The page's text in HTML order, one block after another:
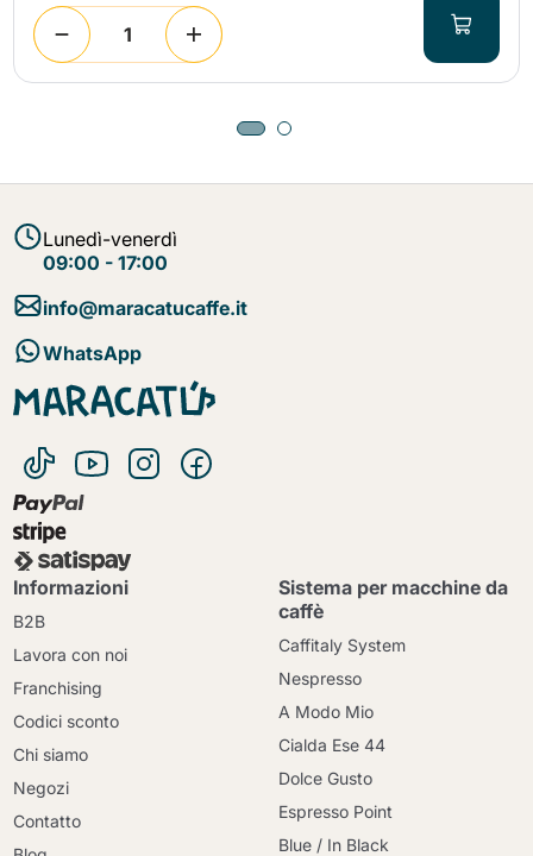
Lunedì-venerdì
09:00 - 17:00
info@maracatucaffe.it
WhatsApp
Informazioni
B2B
Lavora con noi
Franchising
Codici sconto
Chi siamo
Negozi
Contatto
Sistema per macchine da
caffè
Caffitaly System
Nespresso
A Modo Mio
Cialda Ese 44
Dolce Gusto
Espresso Point
Blue / In Black